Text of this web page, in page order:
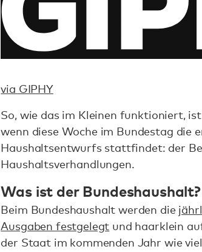
via GIPHY
So, wie das im Kleinen funktioniert,
wenn diese Woche im Bundestag die
Haushaltsentwurfs stattfindet: der
Haushaltsverhandlungen.
Was ist der Bundeshaushalt?
Beim Bundeshaushalt werden die
Ausgaben festgelegt und haarklein
der Staat im kommenden Jahr wie